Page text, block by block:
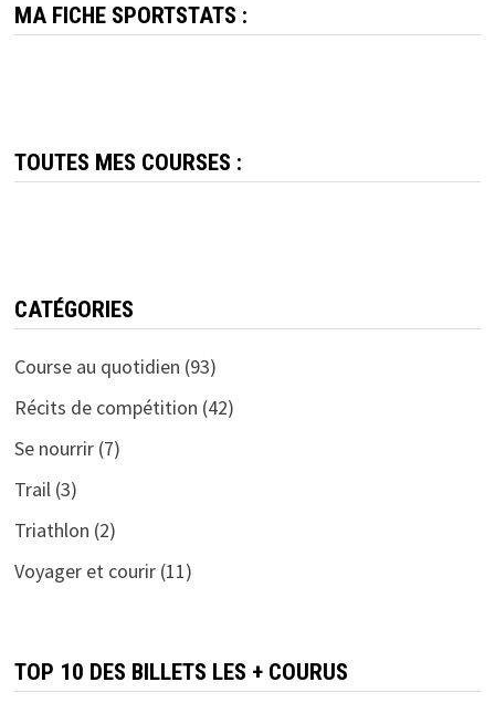
MA FICHE SPORTSTATS :
TOUTES MES COURSES :
CATÉGORIES
Course au quotidien (93)
Récits de compétition (42)
Se nourrir(7)
Trail(3)
Triathlon (2)
Voyager et courir(11)
TOP 10 DES BILLETS LES + COURUS